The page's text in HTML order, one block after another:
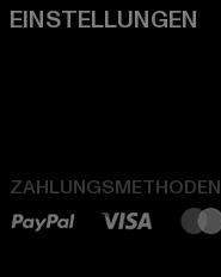
ZAHLUNGSMETHODEN